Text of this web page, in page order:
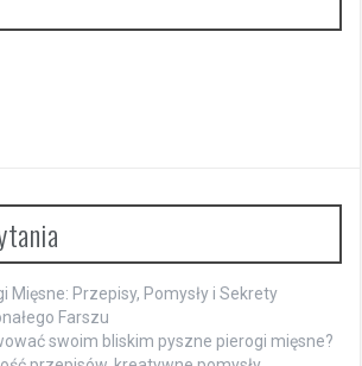
Mięsne: Przepisy, Pomysły i Sekrety
Farszu
swoim bliskim pyszne pierogi mięsne?